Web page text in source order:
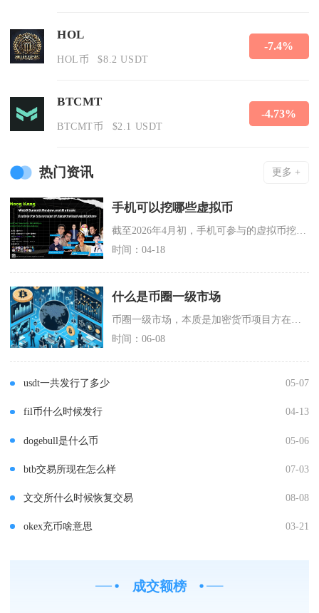
HOL
HOL币 $8.2 USDT
-7.4%
BTCMT
BTCMT币 $2.1 USDT
-4.73%
热门资讯 更多 +
手机可以挖哪些虚拟币
时间：04-18
什么是币圈一级市场
时间：06-08
usdt一共发行了多少 05-07
fil币什么时候发行 04-13
dogebull是什么币 05-06
btb交易所现在怎么样 07-03
文交所什么时候恢复交易 08-08
okex充币啥意思 03-21
成交额榜